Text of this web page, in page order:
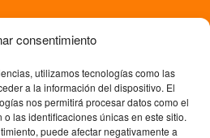
consentimiento
utilizamos tecnologías como las
a la información del dispositivo. El
nos permitirá procesar datos como el
las identificaciones únicas en este sitio.
puede afectar negativamente a
de Compras
Devoluciones